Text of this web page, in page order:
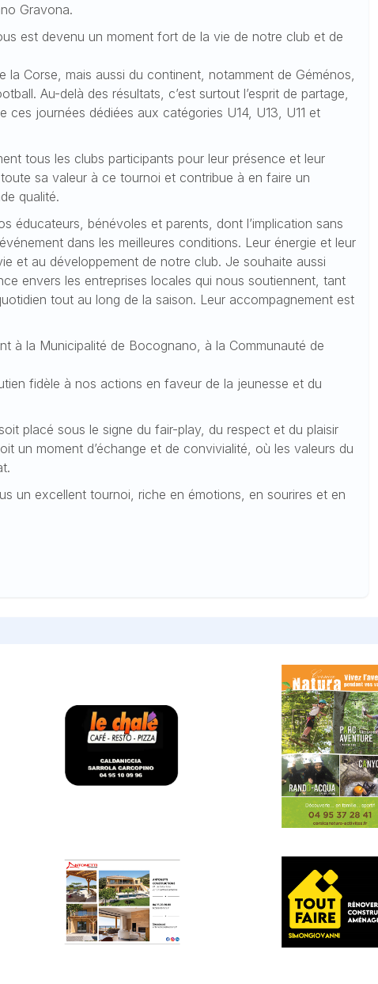
Gravona.
est devenu un moment fort de la vie de notre club et de
Corse, mais aussi du continent, notamment de Géménos,
Au-delà des résultats, c’est surtout l’esprit de partage,
ces journées dédiées aux catégories U14, U13, U11 et
tous les clubs participants pour leur présence et leur
sa valeur à ce tournoi et contribue à en faire un
qualité.
éducateurs, bénévoles et parents, dont l’implication sans
dans les meilleures conditions. Leur énergie et leur
et au développement de notre club. Je souhaite aussi
envers les entreprises locales qui nous soutiennent, tant
tout au long de la saison. Leur accompagnement est
à la Municipalité de Bocognano, à la Communauté de
fidèle à nos actions en faveur de la jeunesse et du
placé sous le signe du fair-play, du respect et du plaisir
un moment d’échange et de convivialité, où les valeurs du
un excellent tournoi, riche en émotions, en sourires et en